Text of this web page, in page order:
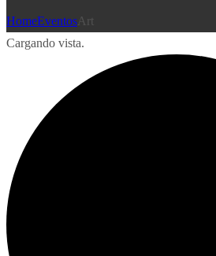
HomeEventos Art
Cargando vista.